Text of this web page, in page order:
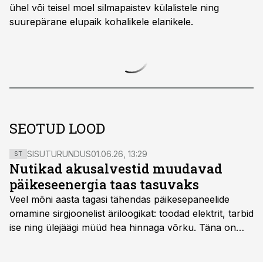
ühel või teisel moel silmapaistev külalistele ning
suurepärane elupaik kohalikele elanikele.
SEOTUD LOOD
ST SISUTURUNDUS01.06.26, 13:29
Nutikad akusalvestid muudavad
päikeseenergia taas tasuvaks
Veel mõni aasta tagasi tähendas päikesepaneelide
omamine sirgjoonelist äriloogikat: toodad elektrit, tarbid
ise ning ülejäägi müüd hea hinnaga võrku. Täna on